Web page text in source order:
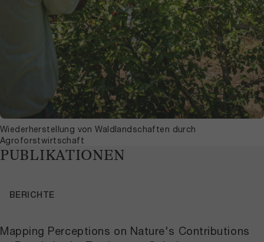
Wiederherstellung von Waldlandschaften durch
Agroforstwirtschaft
PUBLIKATIONEN
Mapping Perceptions on Nature's Contributions
BERICHTE